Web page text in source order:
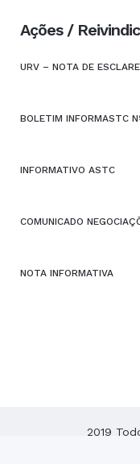
Ações /
URV – NOTA DE
BOLETIM INFORMASTC
INFORMATIVO ASTC
COMUNICADO
NOTA INFORMATIVA
2019